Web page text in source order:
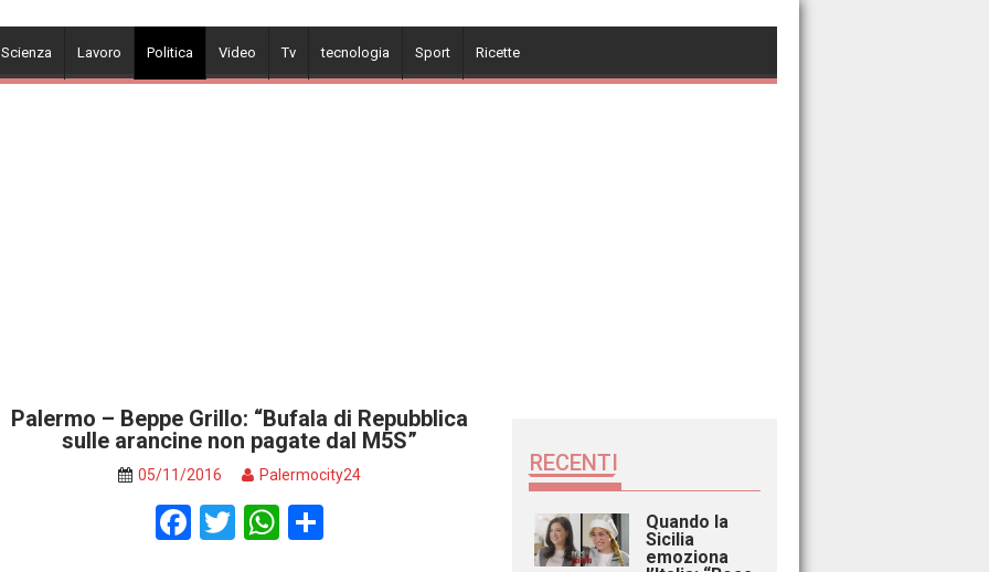
Lavoro Politica Video Tv tecnologia Sport Ricette
Palermo – Beppe Grillo: “Bufala di Repubblica
sulle arancine non pagate dal M5S”
05/11/2016 Palermocity24
F
T W
RECENTI
Quando la
Sicilia
emoziona